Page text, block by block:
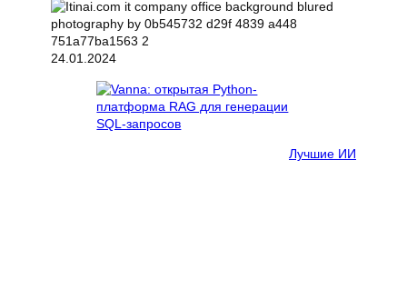
24.01.2024
Лучшие ИИ